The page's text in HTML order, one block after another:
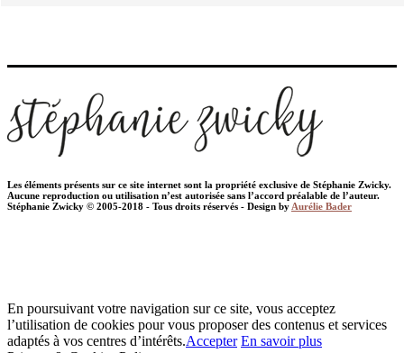
Les éléments présents sur ce site internet sont la propriété exclusive de Stéphanie Zwicky.
Aucune reproduction ou utilisation n’est autorisée sans l’accord préalable de l’auteur.
Stéphanie Zwicky © 2005-2018 - Tous droits réservés - Design by Aurélie Bader
En poursuivant votre navigation sur ce site, vous acceptez
l’utilisation de cookies pour vous proposer des contenus et services
adaptés à vos centres d’intérêts.Accepter En savoir plus